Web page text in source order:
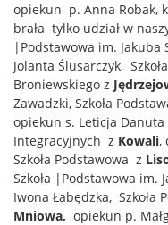
opiekun p. Anna Robak,
brała tylko udział w
|Podstawowa im. Jakuba
Jolanta Ślusarczyk,
Broniewskiego z
Zawadzki, Szkoła
opiekun s. Leticja Danuta
Integracyjnych z Kowali,
Szkoła Podstawowa z
Szkoła |Podstawowa im.
Iwona Łabędzka, Szkoła
Mniowa, opiekun p.